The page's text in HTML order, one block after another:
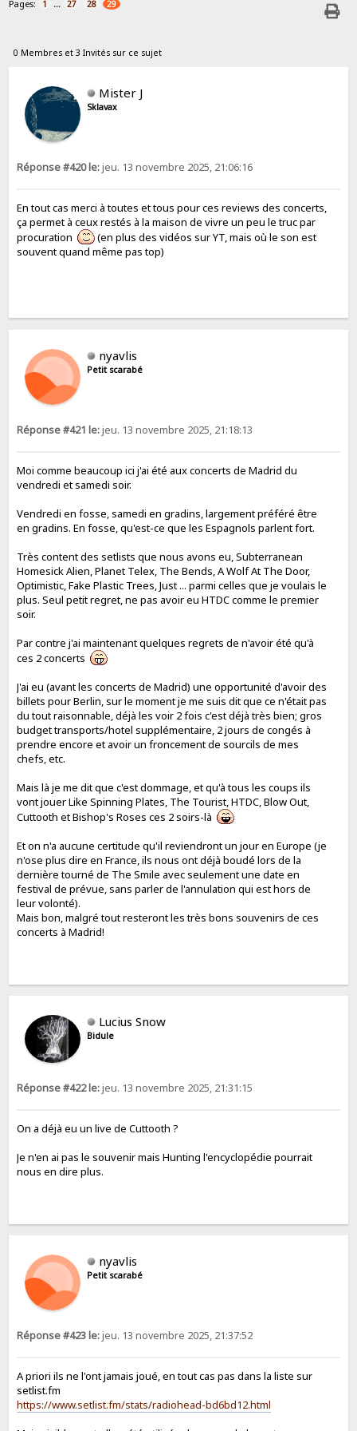
Pages: 1 ... 27 28 29
0 Membres et 3 Invités sur ce sujet
Mister J
Sklavax
Réponse #420 le:jeu. 13 novembre 2025, 21:06:16
En tout cas merci à toutes et tous pour ces reviews des concerts,
ça permet à ceux restés à la maison de vivre un peu le truc par
procuration
(en plus des vidéos sur YT, mais où le son est
souvent quand même pas top)
nyavlis
Petit scarabé
Réponse #421 le:jeu. 13 novembre 2025, 21:18:13
Moi comme beaucoup ici j'ai été aux concerts de Madrid du
vendredi et samedi soir.
Vendredi en fosse, samedi en gradins, largement préféré être
en gradins. En fosse, qu'est-ce que les Espagnols parlent fort.
Très content des setlists que nous avons eu, Subterranean
Homesick Alien, Planet Telex, The Bends, A Wolf At The Door,
Optimistic, Fake Plastic Trees, Just ... parmi celles que je voulais le
plus. Seul petit regret, ne pas avoir eu HTDC comme le premier
soir.
Par contre j'ai maintenant quelques regrets de n'avoir été qu'à
ces 2 concerts
J'ai eu (avant les concerts de Madrid) une opportunité d'avoir des
billets pour Berlin, sur le moment je me suis dit que ce n'était pas
du tout raisonnable, déjà les voir 2 fois c'est déjà très bien; gros
budget transports/hotel supplémentaire, 2 jours de congés à
prendre encore et avoir un froncement de sourcils de mes
chefs, etc.
Mais là je me dit que c'est dommage, et qu'à tous les coups ils
vont jouer Like Spinning Plates, The Tourist, HTDC, Blow Out,
Cuttooth et Bishop's Roses ces 2 soirs-là
Et on n'a aucune certitude qu'il reviendront un jour en Europe (je
n'ose plus dire en France, ils nous ont déjà boudé lors de la
dernière tourné de The Smile avec seulement une date en
festival de prévue, sans parler de l'annulation qui est hors de
leur volonté).
Mais bon, malgré tout resteront les très bons souvenirs de ces
concerts à Madrid!
Lucius Snow
Bidule
Réponse #422 le:jeu. 13 novembre 2025, 21:31:15
On a déjà eu un live de Cuttooth ?
Je n'en ai pas le souvenir mais Hunting l'encyclopédie pourrait
nous en dire plus.
nyavlis
Petit scarabé
Réponse #423 le:jeu. 13 novembre 2025, 21:37:52
A priori ils ne l'ont jamais joué, en tout cas pas dans la liste sur
setlist.fm
https://www.setlist.fm/stats/radiohead-bd6bd12.html